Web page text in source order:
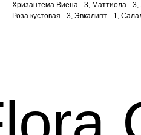
Хризантема Виена - 3, Маттиола - 3,
Роза кустовая - 3, Эвкалипт - 1,